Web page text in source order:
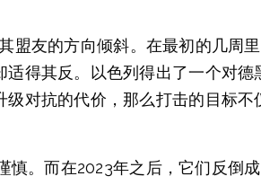
盟友的方向倾斜。在最初的几周
得其反。以色列得出了一个对德
对抗的代价，那么打击的目标
。而在2023年之后，它们反倒成